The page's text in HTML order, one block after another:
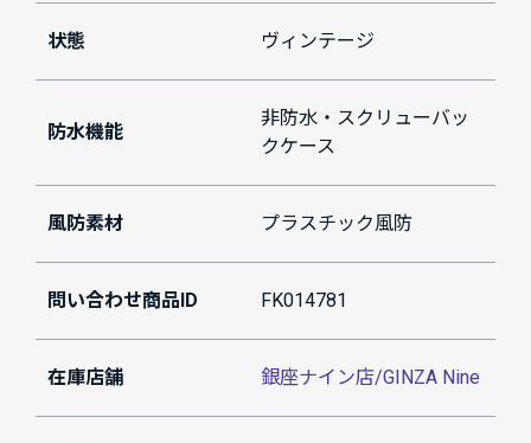
状態 ヴィンテージ
防水機能
非防水・スクリューバッ
クケース
風防素材 プラスチック風防
問い合わせ商品ID FK014781
在庫店舗 銀座ナイン店/GINZA Nine